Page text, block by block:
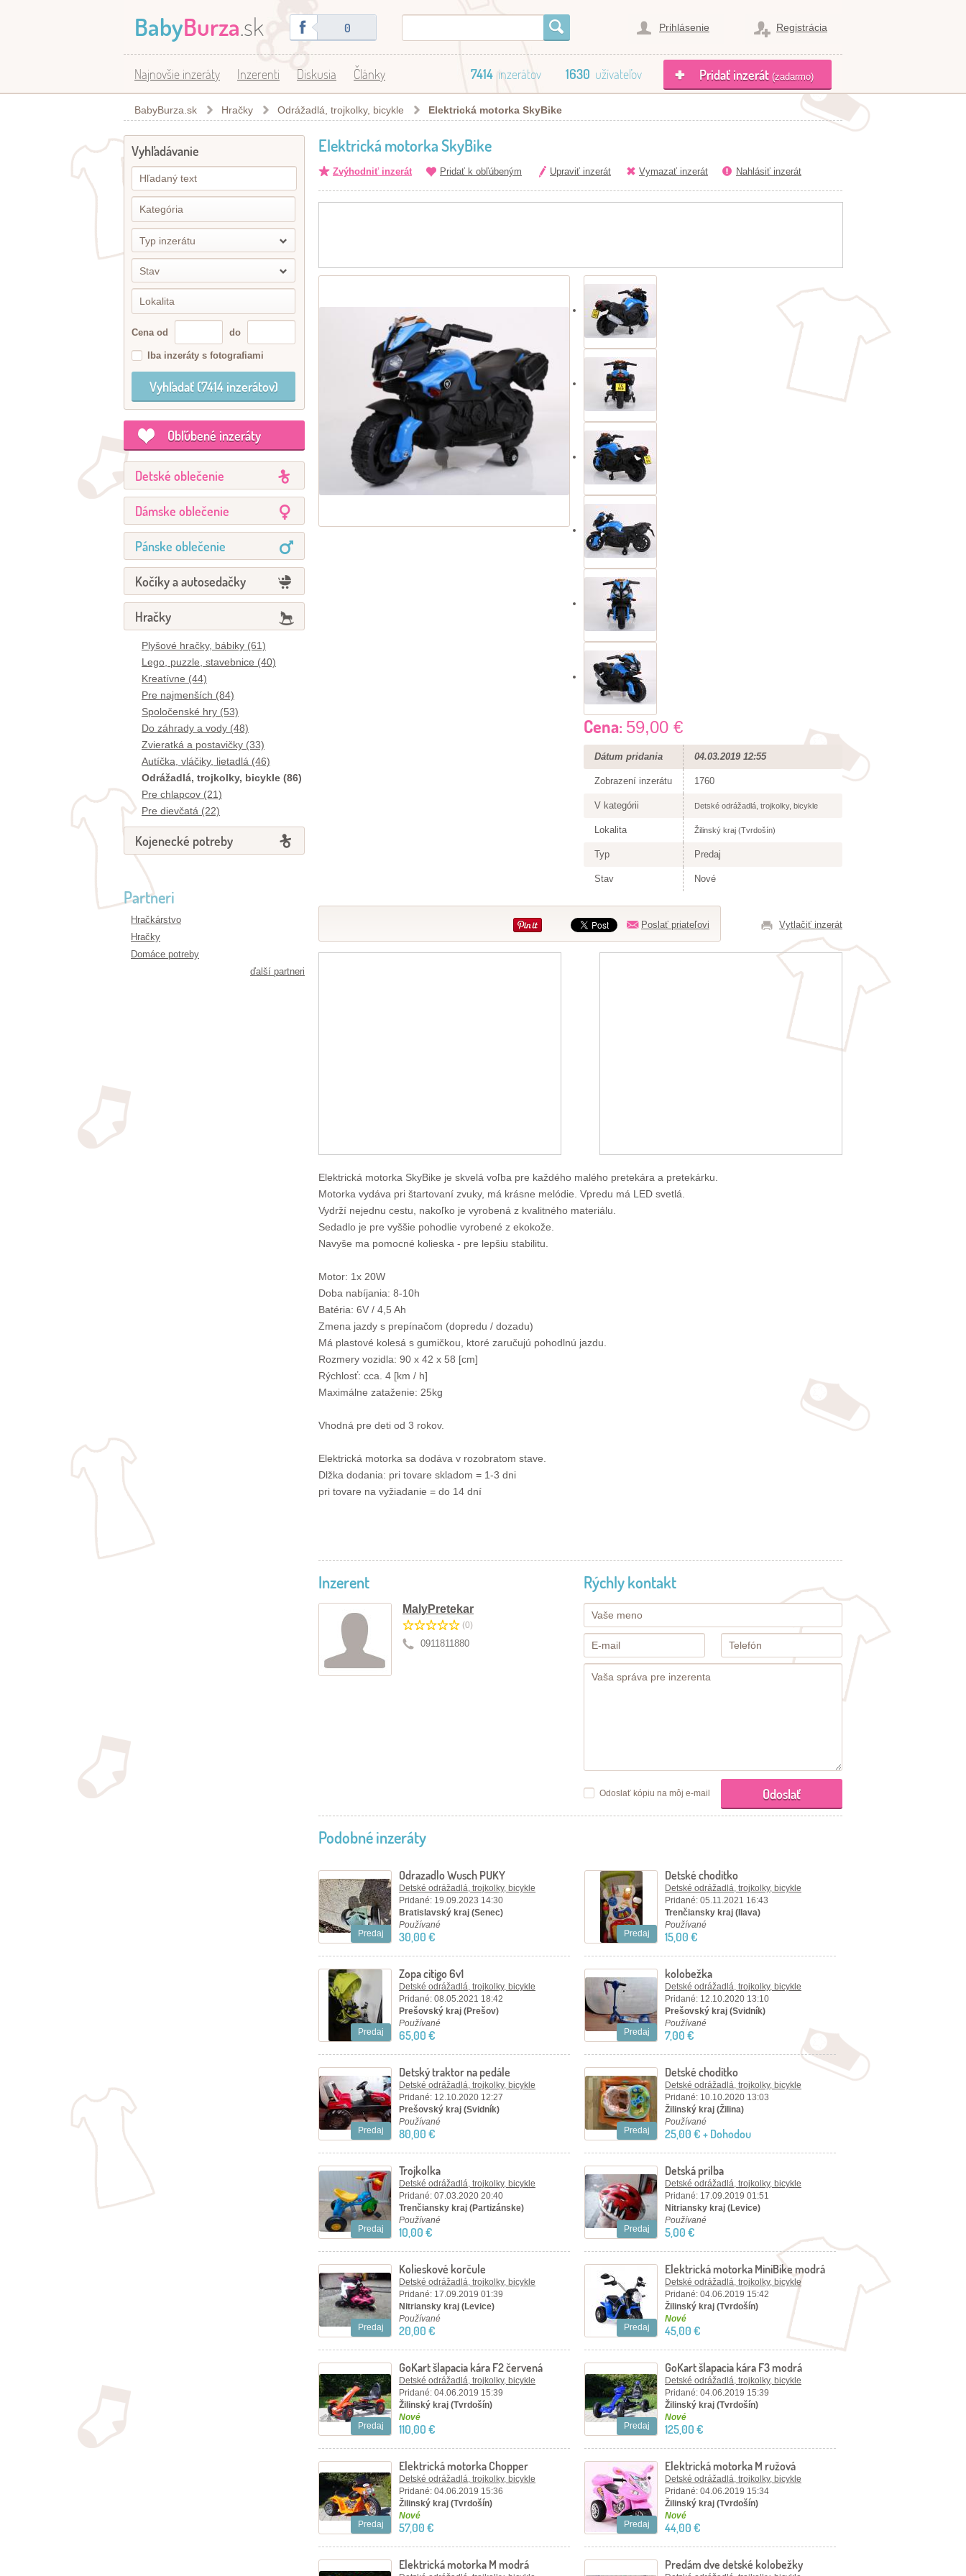
BabyBurza.sk 0 Prihlásenie Registrácia
Najnovšie inzeráty Inzerenti Diskusia Články Pridať inzerát (zadarmo)
7414 inzerátov 1630 užívateľov
BabyBurza.sk Hračky Odrážadlá, trojkolky, bicykle Elektrická motorka SkyBike
Vyhľadávanie
Typ inzerátu
Stav
Cena od do
Iba inzeráty s fotografiami
Obľúbené inzeráty
Detské oblečenie
Dámske oblečenie
Pánske oblečenie
Kočíky a autosedačky
Hračky
Plyšové hračky, bábiky (61)
Lego, puzzle, stavebnice (40)
Kreatívne (44)
Pre najmenších (84)
Spoločenské hry (53)
Do záhrady a vody (48)
Zvieratká a postavičky (33)
Autíčka, vláčiky, lietadlá (46)
Odrážadlá, trojkolky, bicykle (86)
Pre chlapcov (21)
Pre dievčatá (22)
Kojenecké potreby
Partneri
Hračkárstvo
Hračky
Domáce potreby
ďalší partneri
Elektrická motorka SkyBike
Zvýhodniť inzerát Pridať k obľúbeným Upraviť inzerát Vymazať inzerát Nahlásiť inzerát
Cena: 59,00 €
Dátum pridania 04.03.2019 12:55
Zobrazení inzerátu 1760
V kategórii Detské odrážadlá, trojkolky, bicykle
Lokalita Žilinský kraj (Tvrdošín)
Typ Predaj
Stav Nové
Poslať priateľovi Vytlačiť inzerát
Elektrická motorka SkyBike je skvelá voľba pre každého malého pretekára a pretekárku.
Motorka vydáva pri štartovaní zvuky, má krásne melódie. Vpredu má LED svetlá.
Vydrží nejednu cestu, nakoľko je vyrobená z kvalitného materiálu.
Sedadlo je pre vyššie pohodlie vyrobené z ekokože.
Navyše ma pomocné kolieska - pre lepšiu stabilitu.
Motor: 1x 20W
Doba nabíjania: 8-10h
Batéria: 6V / 4,5 Ah
Zmena jazdy s prepínačom (dopredu / dozadu)
Má plastové kolesá s gumičkou, ktoré zaručujú pohodlnú jazdu.
Rozmery vozidla: 90 x 42 x 58 [cm]
Rýchlosť: cca. 4 [km / h]
Maximálne zataženie: 25kg
Vhodná pre deti od 3 rokov.
Elektrická motorka sa dodáva v rozobratom stave.
Dlžka dodania: pri tovare skladom = 1-3 dni
pri tovare na vyžiadanie = do 14 dní
Inzerent
MalyPretekar
(0)
0911811880
Rýchly kontakt
Odoslať kópiu na môj e-mail
Podobné inzeráty
Predaj
Odrazadlo Wusch PUKY
Detské odrážadlá, trojkolky, bicykle
Pridané: 19.09.2023 14:30
Bratislavský kraj (Senec)
Používané
30,00 € Predaj
Detské choditko
Detské odrážadlá, trojkolky, bicykle
Pridané: 05.11.2021 16:43
Trenčiansky kraj (Ilava)
Používané
15,00 €
Predaj
Zopa citigo 6v1
Detské odrážadlá, trojkolky, bicykle
Pridané: 08.05.2021 18:42
Prešovský kraj (Prešov)
Používané
65,00 € Predaj
kolobežka
Detské odrážadlá, trojkolky, bicykle
Pridané: 12.10.2020 13:10
Prešovský kraj (Svidník)
Používané
7,00 €
Predaj
Detský traktor na pedále
Detské odrážadlá, trojkolky, bicykle
Pridané: 12.10.2020 12:27
Prešovský kraj (Svidník)
Používané
80,00 € Predaj
Detské chodítko
Detské odrážadlá, trojkolky, bicykle
Pridané: 10.10.2020 13:03
Žilinský kraj (Žilina)
Používané
25,00 € + Dohodou
Predaj
Trojkolka
Detské odrážadlá, trojkolky, bicykle
Pridané: 07.03.2020 20:40
Trenčiansky kraj (Partizánske)
Používané
10,00 € Predaj
Detská prilba
Detské odrážadlá, trojkolky, bicykle
Pridané: 17.09.2019 01:51
Nitriansky kraj (Levice)
Používané
5,00 €
Predaj
Kolieskové korčule
Detské odrážadlá, trojkolky, bicykle
Pridané: 17.09.2019 01:39
Nitriansky kraj (Levice)
Používané
20,00 € Predaj
Elektrická motorka MiniBike modrá
Detské odrážadlá, trojkolky, bicykle
Pridané: 04.06.2019 15:42
Žilinský kraj (Tvrdošín)
Nové
45,00 €
Predaj
GoKart šlapacia kára F2 červená
Detské odrážadlá, trojkolky, bicykle
Pridané: 04.06.2019 15:39
Žilinský kraj (Tvrdošín)
Nové
110,00 € Predaj
GoKart šlapacia kára F3 modrá
Detské odrážadlá, trojkolky, bicykle
Pridané: 04.06.2019 15:39
Žilinský kraj (Tvrdošín)
Nové
125,00 €
Predaj
Elektrická motorka Chopper
oranžová
Detské odrážadlá, trojkolky, bicykle
Pridané: 04.06.2019 15:36
Žilinský kraj (Tvrdošín)
Nové
57,00 € Predaj
Elektrická motorka M ružová
Detské odrážadlá, trojkolky, bicykle
Pridané: 04.06.2019 15:34
Žilinský kraj (Tvrdošín)
Nové
44,00 €
Elektrická motorka M modrá Predám dve detské kolobežky